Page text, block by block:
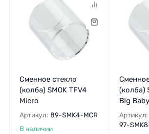
Сменное стекло
(колба) SMOK TFV4
Micro
Артикул: 89-SMK4-MCR
В наличии
(колба)
Big
Артикул:
97-